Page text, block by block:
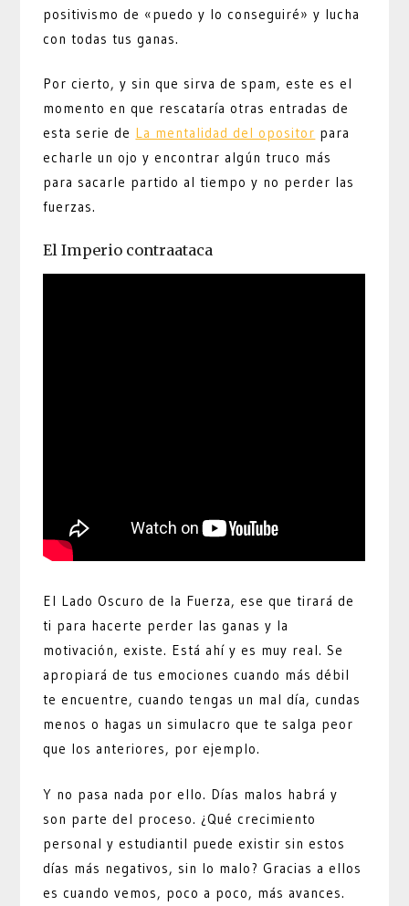
positivismo de «puedo y lo conseguiré» y lucha
con todas tus ganas.
Por cierto, y sin que sirva de spam, este es el
momento en que rescataría otras entradas de
esta serie de La mentalidad del opositor para
echarle un ojo y encontrar algún truco más
para sacarle partido al tiempo y no perder las
fuerzas.
El Imperio contraataca
El Lado Oscuro de la Fuerza, ese que tirará de
ti para hacerte perder las ganas y la
motivación, existe. Está ahí y es muy real. Se
apropiará de tus emociones cuando más débil
te encuentre, cuando tengas un mal día, cundas
menos o hagas un simulacro que te salga peor
que los anteriores, por ejemplo.
Y no pasa nada por ello. Días malos habrá y
son parte del proceso. ¿Qué crecimiento
personal y estudiantil puede existir sin estos
días más negativos, sin lo malo? Gracias a ellos
es cuando vemos, poco a poco, más avances.